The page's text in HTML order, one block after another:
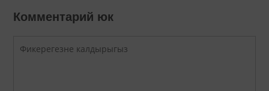
Комментарий юк